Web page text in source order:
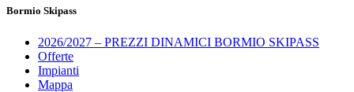
Bormio Skipass
2026/2027 – PREZZI DINAMICI BORMIO SKIPASS
Offerte
Impianti
Mappa